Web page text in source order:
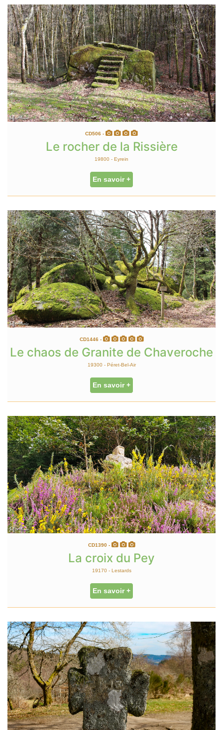
CD506 -
Le rocher de la Rissière
19800 - Eyrein
En savoir +
CD1446 -
Le chaos de Granite de Chaveroche
19300 - Péret-Bel-Air
En savoir +
CD1390 -
La croix du Pey
19170 - Lestards
En savoir +